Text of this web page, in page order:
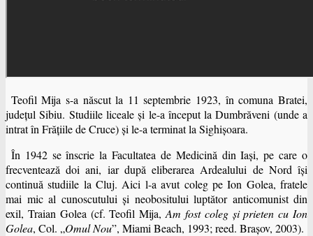
Teofil Mija s-a născut la 11 septembrie 1923, în comuna Bratei,
judeţul Sibiu. Studiile liceale şi le-a început la Dumbrăveni (unde a
intrat în Frăţiile de Cruce) şi le-a terminat la Sighişoara.
În 1942 se înscrie la Facultatea de Medicină din Iaşi, pe care o
frecventează doi ani, iar după eliberarea Ardealului de Nord îşi
continuă studiile la Cluj. Aici l-a avut coleg pe Ion Golea, fratele
mai mic al cunoscutului şi neobositului luptător anticomunist din
exil, Traian Golea (cf. Teofil Mija, Am fost coleg şi prieten cu Ion
Golea, Col. „Omul Nou”, Miami Beach, 1993; reed. Braşov, 2003).